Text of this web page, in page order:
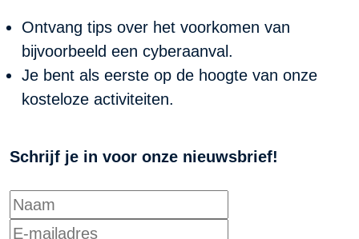
Ontvang tips over het voorkomen van
bijvoorbeeld een cyberaanval.
Je bent als eerste op de hoogte van onze
kosteloze activiteiten.
Schrijf je in voor onze nieuwsbrief!